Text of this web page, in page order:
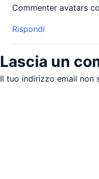
Commenter avatars
Rispondi
Lascia un
Il tuo indirizzo email non